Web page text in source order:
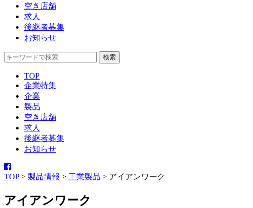
空き店舗
求人
後継者募集
お知らせ
TOP
企業特集
企業
製品
空き店舗
求人
後継者募集
お知らせ
TOP> 製品情報 > 工業製品 > アイアンワーク
アイアンワーク